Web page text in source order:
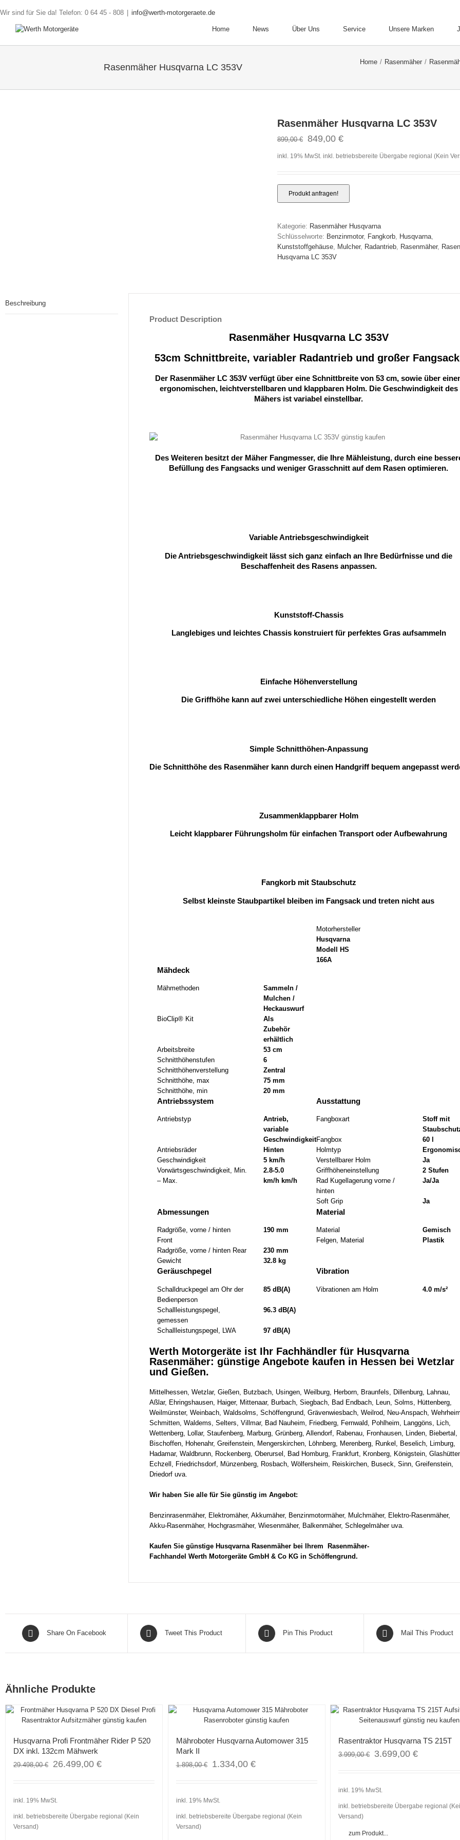
Wir sind für Sie da! Telefon: 0 64 45 - 808 info@werth-motorgeraete.de
Home News Über Uns Service Unsere Marken
Rasenmäher Husqvarna LC 353V
Home / Rasenmäher /
Rasenmäher Husqvarna LC 353V
899,00€ 849,00 €
inkl. 19% MwSt. inkl. betriebsbereite Übergabe regional (Kein
Kategorie: Rasenmäher Husqvarna
Schlüsselworte: Benzinmotor, Fangkorb Husqvarna
Kunststoffgehäuse Mulcher, Radantrieb Rasenmäher,
Husqvarna LC 353V
Beschreibung
Product Description
Rasenmäher Husqvarna LC 353V
53cm Schnittbreite, variabler Radantrieb und großer
Der Rasenmäher LC 353V verfügt über eine Schnittbreite von 53 cm, sowie über
ergonomischen, leichtverstellbaren und klappbaren Holm. Die Geschwindigkeit des
Mähers ist variabel einstellbar.
Des Weiteren besitzt der Mäher Fangmesser, die Ihre Mähleistung, durch eine
Befüllung des Fangsacks und weniger Grasschnitt auf dem Rasen optimieren.
Variable Antriebsgeschwindigkeit
Die Antriebsgeschwindigkeit lässt sich ganz einfach an Ihre Bedürfnisse und die
Beschaffenheit des Rasens anpassen.
Kunststoff-Chassis
Langlebiges und leichtes Chassis konstruiert für perfektes Gras aufsammeln
Einfache Höhenverstellung
Die Griffhöhe kann auf zwei unterschiedliche Höhen eingestellt werden
Simple Schnitthöhen-Anpassung
Die Schnitthöhe des Rasenmäher kann durch einen Handgriff bequem angepasst
Zusammenklappbarer Holm
Leicht klappbarer Führungsholm für einfachen Transport oder Aufbewahrung
Fangkorb mit Staubschutz
Selbst kleinste Staubpartikel bleiben im Fangsack und treten nicht aus
Motorhersteller
Husqvarna
Modell HS
166A
Mähdeck
Mähmethoden
Sammeln /
Mulchen /
Heckauswurf
BioClip® Kit
Als
Zubehör
erhältlich
Arbeitsbreite
53 cm
Schnitthöhenstufen
6
Schnitthöhenverstellung
Zentral
Schnitthöhe, max
75 mm
Schnitthöhe, min
20 mm
Antriebssystem
Antriebstyp
Antrieb,
variable
Geschwindigkeit
Antriebsräder
Hinten
Geschwindigkeit
5 km/h
Vorwärtsgeschwindigkeit, Min.
– Max.
2.8-5.0
km/h km/h
Ausstattung
Fangboxart
Stoff mit
Fangbox
60 l
Holmtyp
Verstellbarer Holm
Ja
Griffhöheneinstellung
2 Stufen
Rad Kugellagerung vorne /
hinten
Ja/Ja
Soft Grip Ja
Abmessungen
Radgröße, vorne / hinten
Front
190 mm
Radgröße, vorne / hinten Rear
230 mm
Gewicht
32.8 kg
Material
Material
Gemisch
Felgen, Material
Plastik
Geräuschpegel
Schalldruckpegel am Ohr der
Bedienperson
85 dB(A)
Schallleistungspegel,
gemessen
96.3 dB(A)
Schallleistungspegel, LWA 97 dB(A)
Vibration
Vibrationen am Holm 4.0 m/s²
Werth Motorgeräte ist Ihr Fachhändler für Husqvarna
Rasenmäher: günstige Angebote kaufen in Hessen bei Wetzlar
und Gießen.
Mittelhessen, Wetzlar, Gießen, Butzbach, Usingen, Weilburg, Herborn, Braunfels, Dillenburg, Lahnau,
Aßlar, Ehringshausen, Haiger, Mittenaar, Burbach, Siegbach, Bad Endbach, Leun, Solms, Hüttenberg,
Weilmünster, Weinbach, Waldsolms, Schöffengrund, Grävenwiesbach, Weilrod, Neu-Anspach,
Schmitten, Waldems, Selters, Villmar, Bad Nauheim, Friedberg, Fernwald, Pohlheim, Langgöns, Lich,
Wettenberg, Lollar, Staufenberg, Marburg, Grünberg, Allendorf, Rabenau, Fronhausen, Linden, Biebertal,
Bischoffen, Hohenahr, Greifenstein, Mengerskirchen, Löhnberg, Merenberg, Runkel, Beselich, Limburg,
Hadamar, Waldbrunn, Rockenberg, Oberursel, Bad Homburg, Frankfurt, Kronberg, Königstein,
Echzell, Friedrichsdorf, Münzenberg, Rosbach, Wölfersheim, Reiskirchen, Buseck, Sinn, Greifenstein,
Driedorf uva.
Wir haben Sie alle für Sie günstig im Angebot:
Benzinrasenmäher, Elektromäher, Akkumäher, Benzinmotormäher, Mulchmäher, Elektro-Rasenmäher,
Akku-Rasenmäher, Hochgrasmäher, Wiesenmäher, Balkenmäher, Schlegelmäher uva.
Kaufen Sie günstige Husqvarna Rasenmäher bei Ihrem Rasenmäher-
Fachhandel Werth Motorgeräte GmbH & Co KG in Schöffengrund.
Share On Facebook Tweet This Product Pin This Product Mail This Product
Ähnliche Produkte
Angebot!
Husqvarna Profi Frontmäher Rider P 520
DX inkl. 132cm Mähwerk
29.498,00€ 26.499,00 €
inkl. 19% MwSt.
inkl. betriebsbereite Übergabe regional (Kein
Versand)
Angebot!
Mähroboter Husqvarna Automower 315
Mark II
1.898,00€ 1.334,00 €
inkl. 19% MwSt.
inkl. betriebsbereite Übergabe regional (Kein
Versand)
Angebot!
Rasentraktor Husqvarna TS 215T
3.999,00€ 3.699,00€
inkl. 19% MwSt.
inkl. betriebsbereite Übergabe regional
Versand)
zum Produkt...